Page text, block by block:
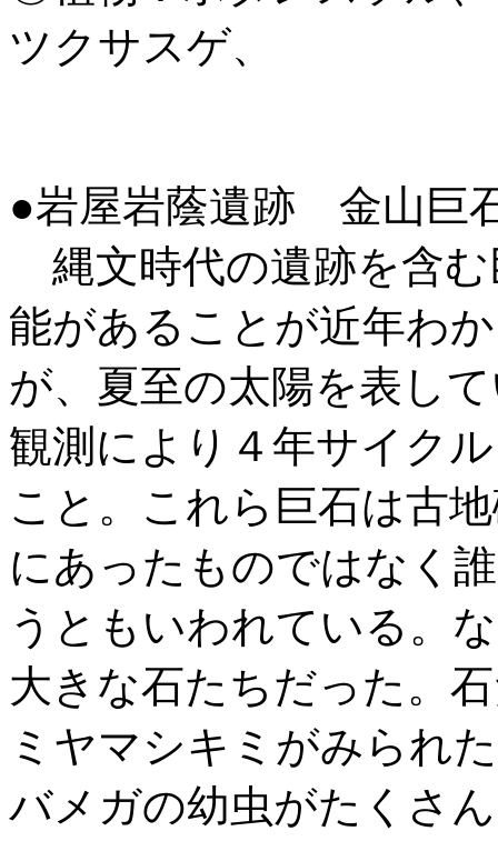
ツクサスゲ、
●岩屋岩蔭遺跡 金山巨
縄文時代の遺跡を含
能があることが近年わ
が、夏至の太陽を表し
観測により４年サイク
こと。これら巨石は古
にあったものではなく
うともいわれている。
大きな石たちだった。
ミヤマシキミがみられ
バメガの幼虫がたくさ